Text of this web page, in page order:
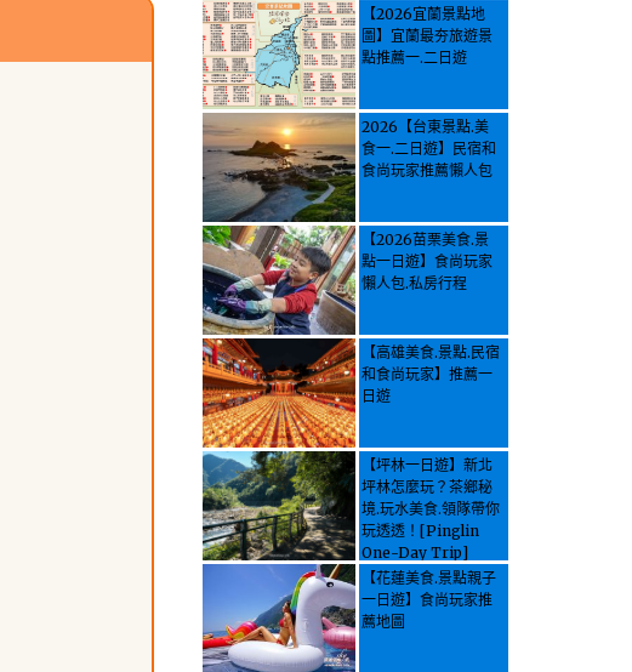
【2026宜蘭景點地
圖】宜蘭最夯旅遊景
點推薦一.二日遊
2026【台東景點.美
食一.二日遊】民宿和
食尚玩家推薦懶人包
【2026苗栗美食.景
點一日遊】食尚玩家
懶人包.私房行程
【高雄美食.景點.民宿
和食尚玩家】推薦一
日遊
【坪林一日遊】新北
坪林怎麼玩？茶鄉秘
境.玩水美食.領隊帶你
玩透透！[Pinglin
One-Day Trip]
How to explore
Pinglin, New
Taipei? Tea Village
【花蓮美食.景點親子
一日遊】食尚玩家推
薦地圖